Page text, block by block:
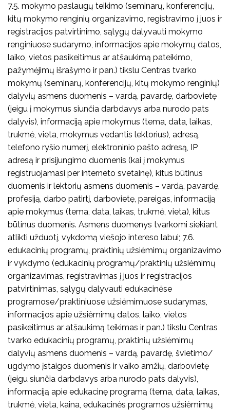
7.5. mokymo paslaugų teikimo (seminarų, konferencijų,
kitų mokymo renginių organizavimo, registravimo į juos ir
registracijos patvirtinimo, sąlygų dalyvauti mokymo
renginiuose sudarymo, informacijos apie mokymų datos,
laiko, vietos pasikeitimus ar atšaukimą pateikimo,
pažymėjimų išrašymo ir pan.) tikslu Centras tvarko
mokymų (seminarų, konferencijų, kitų mokymo renginių)
dalyvių asmens duomenis – vardą, pavardę, darbovietę
(jeigu į mokymus siunčia darbdavys arba nurodo pats
dalyvis), informaciją apie mokymus (tema, data, laikas,
trukmė, vieta, mokymus vedantis lektorius), adresą,
telefono ryšio numerį, elektroninio pašto adresą, IP
adresą ir prisijungimo duomenis (kai į mokymus
registruojamasi per interneto svetainę), kitus būtinus
duomenis ir lektorių asmens duomenis – vardą, pavardę,
profesiją, darbo patirtį, darbovietę, pareigas, informaciją
apie mokymus (tema, data, laikas, trukmė, vieta), kitus
būtinus duomenis. Asmens duomenys tvarkomi siekiant
atlikti užduotį, vykdomą viešojo intereso labui; 7.6.
edukacinių programų, praktinių užsiėmimų organizavimo
ir vykdymo (edukacinių programų/praktinių užsiėmimų
organizavimas, registravimas į juos ir registracijos
patvirtinimas, sąlygų dalyvauti edukacinėse
programose/praktiniuose užsiėmimuose sudarymas,
informacijos apie užsiėmimų datos, laiko, vietos
pasikeitimus ar atšaukimą teikimas ir pan.) tikslu Centras
tvarko edukacinių programų, praktinių užsiėmimų
dalyvių asmens duomenis – vardą, pavardę, švietimo/
ugdymo įstaigos duomenis ir vaiko amžių, darbovietę
(jeigu siunčia darbdavys arba nurodo pats dalyvis),
informaciją apie edukacinę programą (tema, data, laikas,
trukmė, vieta, kaina, edukacinės programos užsiėmimų